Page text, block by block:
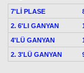
7'Lİ PLASE
2. 6'LI GANYAN
4'LÜ GANYAN
2. 3'LÜ GANYAN